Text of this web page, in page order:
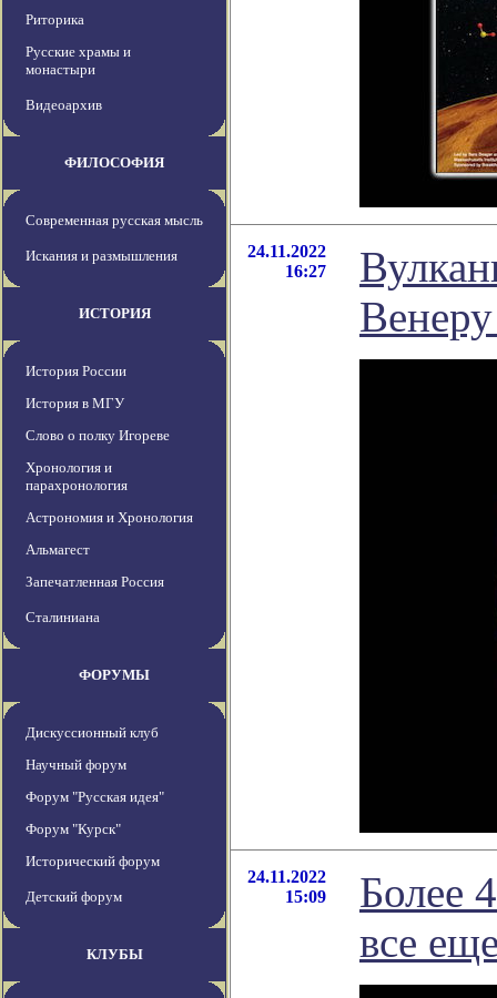
Риторика
Русские храмы и
монастыри
Видеоархив
ФИЛОСОФИЯ
Современная русская мысль
Искания и размышления
ИСТОРИЯ
История России
История в МГУ
Слово о полку Игореве
Хронология и
парахронология
Астрономия и Хронология
Альмагест
Запечатленная Россия
Сталиниана
ФОРУМЫ
Дискуссионный клуб
Научный форум
Форум "Русская идея"
Форум "Курск"
Исторический форум
Детский форум
КЛУБЫ
24.11.2022
16:27
24.11.2022
15:09
Более
все